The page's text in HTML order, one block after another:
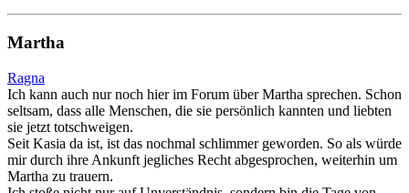
Martha
Ragna
Ich kann auch nur noch hier im Forum über Martha sprechen. Schon
seltsam, dass alle Menschen, die sie persönlich kannten und liebten
sie jetzt totschweigen.
Seit Kasia da ist, ist das nochmal schlimmer geworden. So als würde
mir durch ihre Ankunft jegliches Recht abgesprochen, weiterhin um
Martha zu trauern.